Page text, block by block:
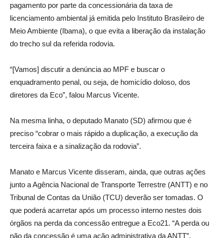
pagamento por parte da concessionária da taxa de
licenciamento ambiental já emitida pelo Instituto Brasileiro de
Meio Ambiente (Ibama), o que evita a liberação da instalação
do trecho sul da referida rodovia.
“[Vamos] discutir a denúncia ao MPF e buscar o
enquadramento penal, ou seja, de homicídio doloso, dos
diretores da Eco”, falou Marcus Vicente.
Na mesma linha, o deputado Manato (SD) afirmou que é
preciso “cobrar o mais rápido a duplicação, a execução da
terceira faixa e a sinalização da rodovia”.
Manato e Marcus Vicente disseram, ainda, que outras ações
junto a Agência Nacional de Transporte Terrestre (ANTT) e no
Tribunal de Contas da União (TCU) deverão ser tomadas. O
que poderá acarretar após um processo interno nestes dois
órgãos na perda da concessão entregue a Eco21. “A perda ou
não da concessão é uma ação administrativa da ANTT”,